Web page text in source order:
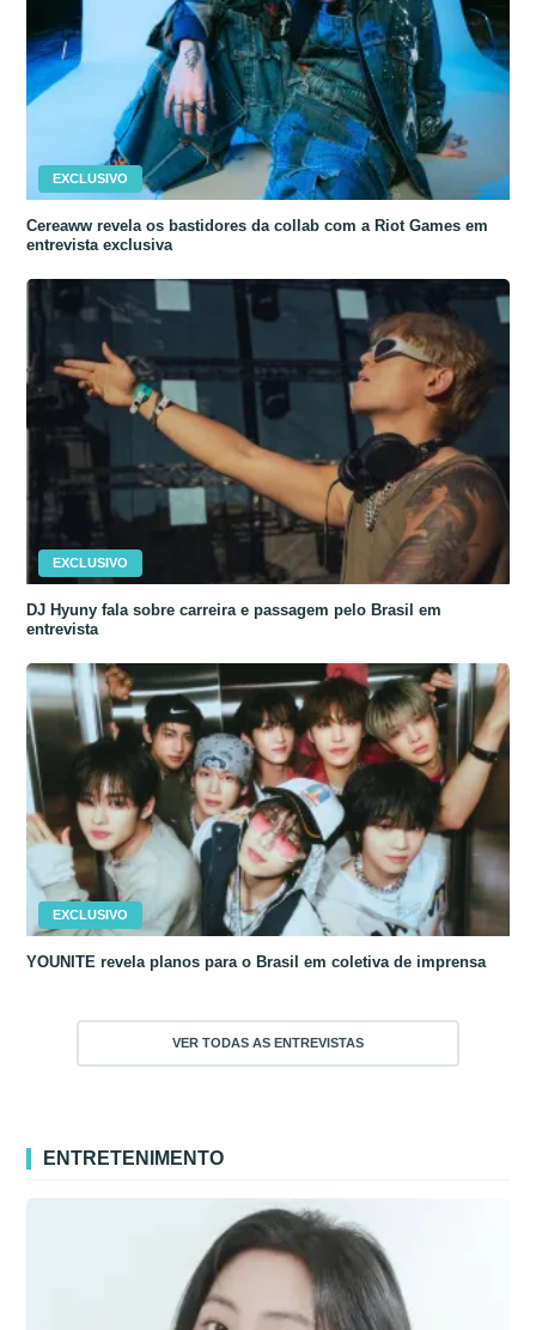
EXCLUSIVO
Cereaww revela os bastidores da collab com a Riot Games em
entrevista exclusiva
EXCLUSIVO
DJ Hyuny fala sobre carreira e passagem pelo Brasil em
entrevista
EXCLUSIVO
YOUNITE revela planos para o Brasil em coletiva de imprensa
VER TODAS AS ENTREVISTAS
ENTRETENIMENTO